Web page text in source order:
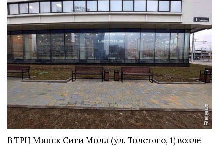
В ТРЦ Минск Сити Молл (ул. Толстого, 1) возле